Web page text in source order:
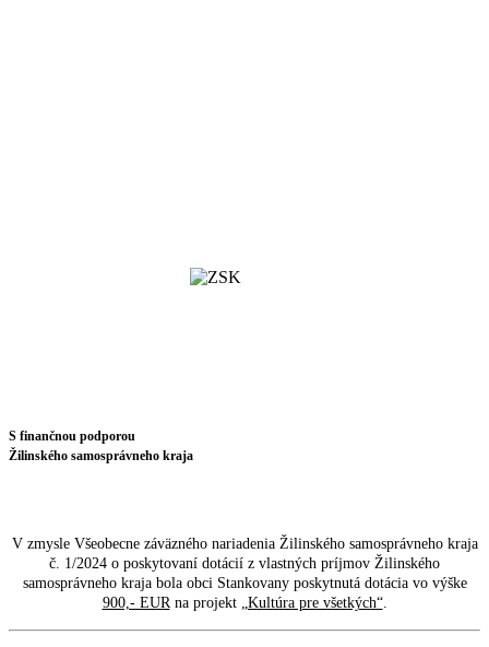
S finančnou podporou
Žilinského samosprávneho kraja
V zmysle Všeobecne záväzného nariadenia Žilinského samosprávneho kraja
č. 1/2024 o poskytovaní dotácií z vlastných príjmov Žilinského
samosprávneho kraja bola obci Stankovany poskytnutá dotácia vo výške
900,- EUR na projekt „Kultúra pre všetkých“.